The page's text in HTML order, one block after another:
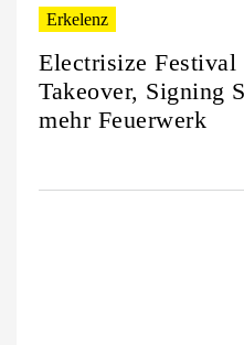
Erkelenz
Electrisize Festival
Takeover, Signing
mehr Feuerwerk